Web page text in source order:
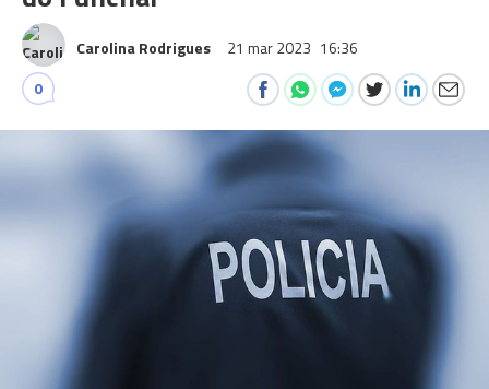
Carolina Rodrigues 21 mar 2023 16:36
0